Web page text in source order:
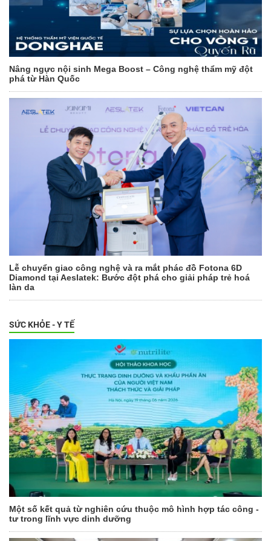
Nâng ngực nội sinh Mega Boost – Công nghệ thẩm mỹ đột
phá từ Hàn Quốc
Lễ chuyển giao công nghệ và ra mắt phác đồ Fotona 6D
Diamond tại Aeslatek: Bước đột phá cho giải pháp trẻ hoá
làn da
SỨC KHỎE - Y TẾ
Một số kết quả từ nghiên cứu thuộc mô hình hợp tác công -
tư trong lĩnh vực dinh dưỡng